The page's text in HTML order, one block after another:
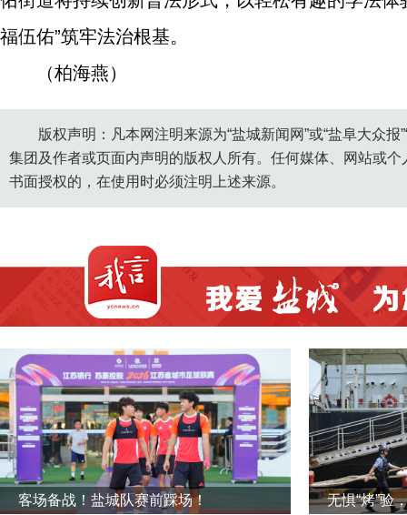
福伍佑”筑牢法治根基。
（柏海燕）
版权声明：凡本网注明来源为“盐城新闻网”或“盐阜大众
集团及作者或页面内声明的版权人所有。任何媒体、网站或
书面授权的，在使用时必须注明上述来源。
客场备战！盐城队赛前踩场！ 无惧“烤”验